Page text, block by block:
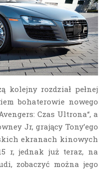
kolejny rozdział pełnej
bohaterowie nowego
Czas Ultrona“, a
Jr, grający Tony’ego
ekranach kinowych
r, jednak już teraz, na
zobaczyć można jego